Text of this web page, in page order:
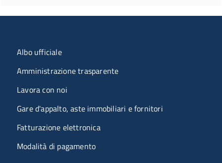
Menu organizzazione
Albo ufficiale
Amministrazione trasparente
Lavora con noi
Gare d'appalto, aste immobiliari e fornitori
Fatturazione elettronica
Modalità di pagamento